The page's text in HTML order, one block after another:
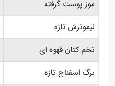
موز پوست گرفته
لیموترش تازه
تخم کتان قهوه ای
برگ اسفناج تازه